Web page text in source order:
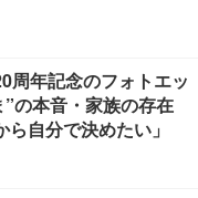
周年記念のフォトエッ
の本音・家族の存在
自分で決めたい」